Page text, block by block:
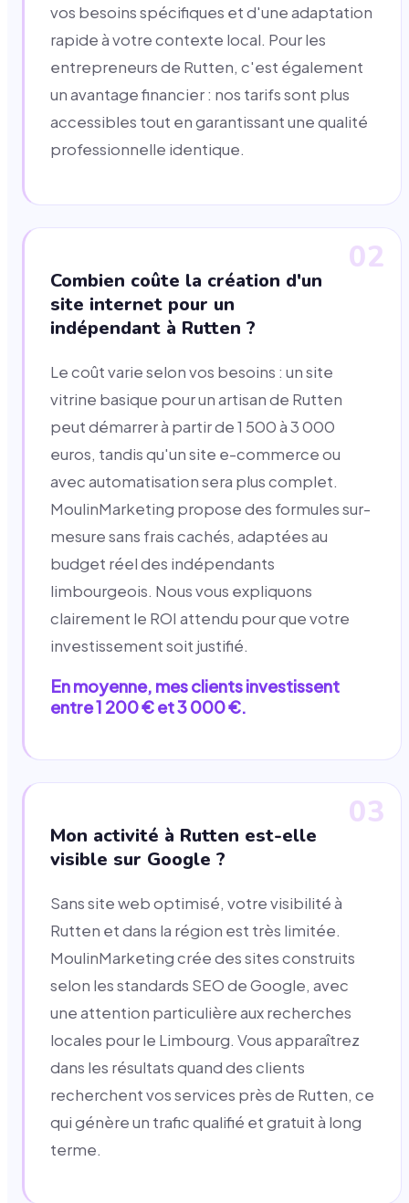
vos besoins spécifiques et d'une adaptation
rapide à votre contexte local. Pour les
entrepreneurs de Rutten, c'est également
un avantage financier : nos tarifs sont plus
accessibles tout en garantissant une qualité
professionnelle identique.
02
Combien coûte la création d'un
site internet pour un
indépendant à Rutten ?
Le coût varie selon vos besoins : un site
vitrine basique pour un artisan de Rutten
peut démarrer à partir de 1 500 à 3 000
euros, tandis qu'un site e-commerce ou
avec automatisation sera plus complet.
MoulinMarketing propose des formules sur-
mesure sans frais cachés, adaptées au
budget réel des indépendants
limbourgeois. Nous vous expliquons
clairement le ROI attendu pour que votre
investissement soit justifié.
En moyenne, mes clients investissent
entre 1 200 € et 3 000 €.
03
Mon activité à Rutten est-elle
visible sur Google ?
Sans site web optimisé, votre visibilité à
Rutten et dans la région est très limitée.
MoulinMarketing crée des sites construits
selon les standards SEO de Google, avec
une attention particulière aux recherches
locales pour le Limbourg. Vous apparaîtrez
dans les résultats quand des clients
recherchent vos services près de Rutten, ce
qui génère un trafic qualifié et gratuit à long
terme.